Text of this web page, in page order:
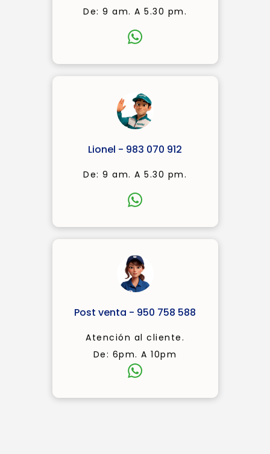
De: 9 am. A 5.30 pm.
Lionel - 983 070 912
De: 9 am. A 5.30 pm.
Post venta - 950 758 588
Atención al cliente.
De: 6pm. A 10pm